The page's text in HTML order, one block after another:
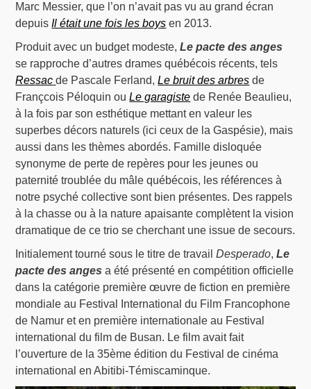
Marc Messier, que l’on n’avait pas vu au grand écran
depuisIl était une fois les boys en 2013.
Produit avec un budget modeste,Le pacte des anges
se rapproche d’autres drames québécois récents, tels
Ressac de Pascale Ferland,Le bruit des arbres de
Françcois Péloquin ouLe garagiste de Renée Beaulieu,
à la fois par son esthétique mettant en valeur les
superbes décors naturels (ici ceux de la Gaspésie), mais
aussi dans les thèmes abordés. Famille disloquée
synonyme de perte de repères pour les jeunes ou
paternité troublée du mâle québécois, les références à
notre psyché collective sont bien présentes. Des rappels
à la chasse ou à la nature apaisante complètent la vision
dramatique de ce trio se cherchant une issue de secours.
Initialement tourné sous le titre de travailDesperado,Le
pacte des anges a été présenté en compétition officielle
dans la catégorie première œuvre de fiction en première
mondiale au Festival International du Film Francophone
de Namur et en première internationale au Festival
international du film de Busan. Le film avait fait
l’ouverture de la 35ème édition du Festival de cinéma
international en Abitibi-Témiscaminque.